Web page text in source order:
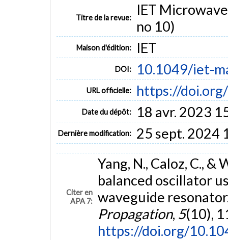
Titre de la revue:
IET
no 10)
Maison d'édition: IET
DOI: 10.1049/iet-
URL officielle: https://
Date du dépôt: 18 avr. 2023
Dernière modification: 25 sept. 2024
Citer en
APA 7:
Yang, N., Caloz, C.,
balanced oscillator
waveguide
Propagation, 5(10),
https://doi.org/